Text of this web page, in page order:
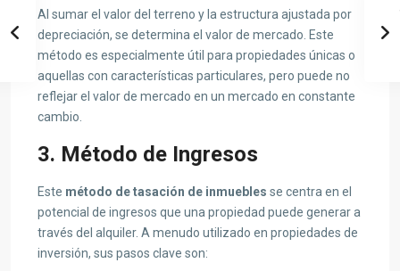
Al sumar el valor del terreno y la estructura ajustada por
depreciación, se determina el valor de mercado. Este
método es especialmente útil para propiedades únicas o
aquellas con características particulares, pero puede no
reflejar el valor de mercado en un mercado en constante
cambio.
3. Método de Ingresos
Este método de tasación de inmuebles se centra en el
potencial de ingresos que una propiedad puede generar a
través del alquiler. A menudo utilizado en propiedades de
inversión, sus pasos clave son: